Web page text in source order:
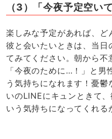
（3）「今夜予定空い
楽しみな予定があれば、
彼と会いたいときは、当
てみてください。朝から不
「今夜のために…！」と男
う気持ちになれます！憂
いのLINEにキュンときて
いう気持ちになってくれ